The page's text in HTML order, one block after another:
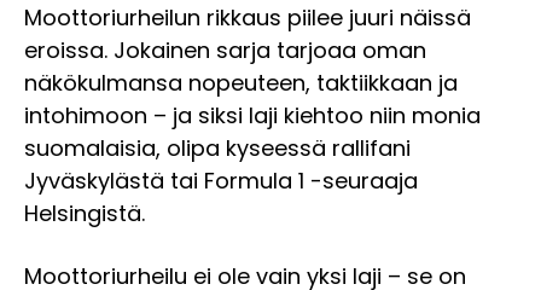
Moottoriurheilun rikkaus piilee juuri näissä
eroissa. Jokainen sarja tarjoaa oman
näkökulmansa nopeuteen, taktiikkaan ja
intohimoon – ja siksi laji kiehtoo niin monia
suomalaisia, olipa kyseessä rallifani
Jyväskylästä tai Formula 1 -seuraaja
Helsingistä.
Moottoriurheilu ei ole vain yksi laji – se on